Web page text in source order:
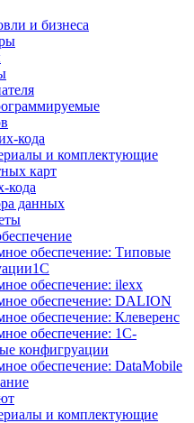
и бизнеса
кода
и комплектующие
карт
кода
данных
обеспечение: Типовые
обеспечение: ilexx
обеспечение: DALION
обеспечение: Клеверенс
обеспечение: 1С-
конфигруации
обеспечение: DataMobile
и комплектующие